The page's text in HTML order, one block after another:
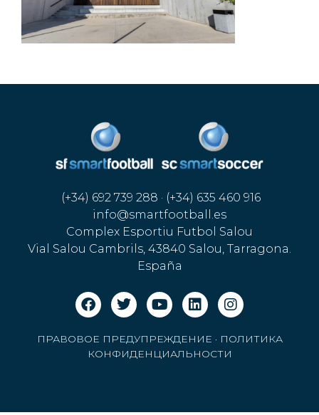
(+34) 692 739 288 · (+34) 635 460 916
info@smartfootball.es
Complex Esportiu Futbol Salou
Vial Salou Cambrils, 43840 Salou, Tarragona.
España
ПРАВОВОЕ ПРЕДУПРЕЖДЕНИЕ · ПОЛИТИКА
КОНФИДЕНЦИАЛЬНОСТИ